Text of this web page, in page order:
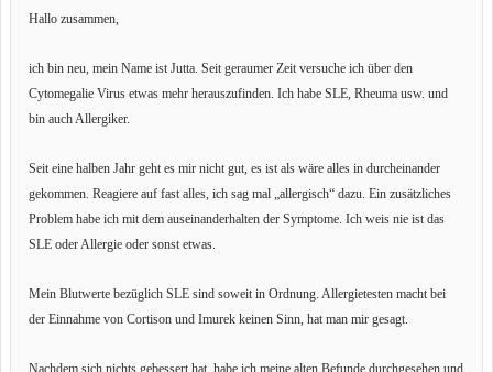
Hallo zusammen,
ich bin neu, mein Name ist Jutta. Seit geraumer Zeit versuche ich über den
Cytomegalie Virus etwas mehr herauszufinden. Ich habe SLE, Rheuma usw. und
bin auch Allergiker.
Seit eine halben Jahr geht es mir nicht gut, es ist als wäre alles in durcheinander
gekommen. Reagiere auf fast alles, ich sag mal „allergisch“ dazu. Ein zusätzliches
Problem habe ich mit dem auseinanderhalten der Symptome. Ich weis nie ist das
SLE oder Allergie oder sonst etwas.
Mein Blutwerte bezüglich SLE sind soweit in Ordnung. Allergietesten macht bei
der Einnahme von Cortison und Imurek keinen Sinn, hat man mir gesagt.
Nachdem sich nichts gebessert hat, habe ich meine alten Befunde durchgesehen und